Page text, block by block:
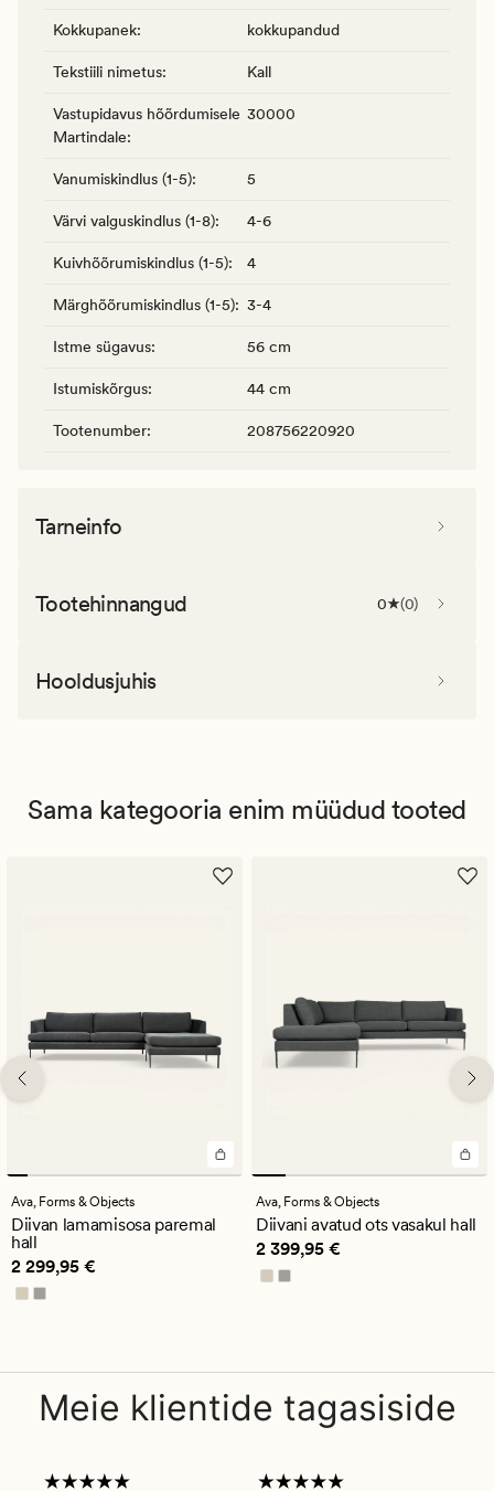
Kokkupanek: kokkupandud
Tekstiili nimetus: Kall
Vastupidavus hõõrdumisele
Martindale:
30000
Vanumiskindlus (1-5): 5
Värvi valguskindlus (1-8): 4-6
Kuivhõõrumiskindlus (1-5): 4
Märghõõrumiskindlus (1-5): 3-4
Istme sügavus: 56 cm
Istumiskõrgus: 44 cm
Tootenumber: 208756220920
Tarneinfo
Tootehinnangud 0 (0)
Hooldusjuhis
Sama kategooria enim müüdud tooted
Ava, Forms & Objects
Diivan lamamisosa paremal
hall
Pris_ee 2 299,95 €
2 299,95 €
Ava, Forms & Objects
Diivani avatud ots vasakul hall
Pris_ee 2 399,95 €
2 399,95 €
Meie klientide tagasiside